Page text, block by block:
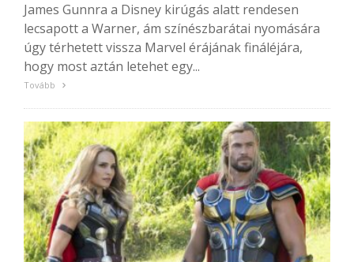
James Gunnra a Disney kirúgás alatt rendesen
lecsapott a Warner, ám színészbarátai nyomására
úgy térhetett vissza Marvel érájának fináléjára,
hogy most aztán letehet egy...
Tovább